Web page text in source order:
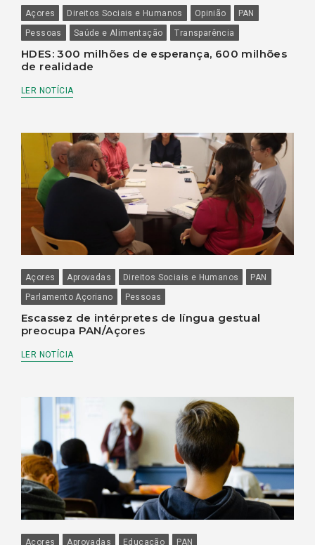
Açores Direitos Sociais e Humanos Opinião
PAN
Pessoas
Saúde e Alimentação Transparência
HDES: 300 milhões de esperança, 600 milhões
de realidade
LER NOTÍCIA
Açores Aprovadas Direitos Sociais e Humanos
PAN
Parlamento Açoriano
Pessoas
Escassez de intérpretes de língua gestual
preocupa PAN/Açores
LER NOTÍCIA
Açores Aprovadas Educação
PAN